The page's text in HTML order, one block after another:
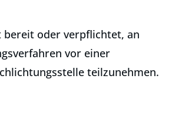
bereit oder verpflichtet, an
vor einer
teilzunehmen.